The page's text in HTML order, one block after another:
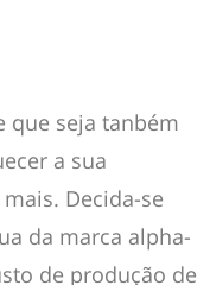
que seja tanbém
a sua
Decida-se
da marca alpha-
de produção de